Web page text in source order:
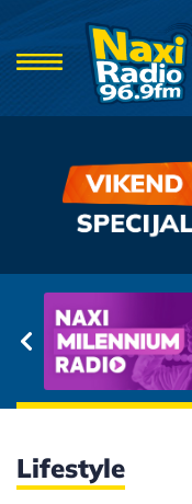
Lifestyle